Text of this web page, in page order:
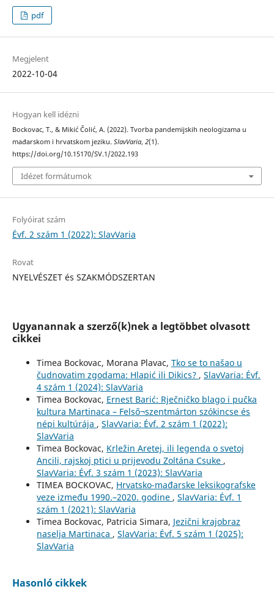
pdf
Megjelent
2022-10-04
Hogyan kell idézni
Bockovac, T., & Mikić Čolić, A. (2022). Tvorba pandemijskih neologizama u
mađarskom i hrvatskom jeziku. SlavVaria, 2(1).
https://doi.org/10.15170/SV.1/2022.193
Idézet formátumok
Folyóirat szám
Évf. 2 szám 1 (2022): SlavVaria
Rovat
NYELVÉSZET és SZAKMÓDSZERTAN
Ugyanannak a szerző(k)nek a legtöbbet olvasott
cikkei
Timea Bockovac, Morana Plavac, Tko se to našao u
čudnovatim zgodama: Hlapić ili Dikics? , SlavVaria: Évf.
4 szám 1 (2024): SlavVaria
Timea Bockovac, Ernest Barić: Rječničko blago i pučka
kultura Martinaca – Felső¬szentmárton szókincse és
népi kultúrája , SlavVaria: Évf. 2 szám 1 (2022):
SlavVaria
Timea Bockovac, Krležin Aretej, ili legenda o svetoj
Ancili, rajskoj ptici u prijevodu Zoltána Csuke ,
SlavVaria: Évf. 3 szám 1 (2023): SlavVaria
TIMEA BOCKOVAC, Hrvatsko-mađarske leksikografske
veze između 1990.–2020. godine , SlavVaria: Évf. 1
szám 1 (2021): SlavVaria
Timea Bockovac, Patricia Simara, Jezični krajobraz
naselja Martinaca , SlavVaria: Évf. 5 szám 1 (2025):
SlavVaria
Hasonló cikkek